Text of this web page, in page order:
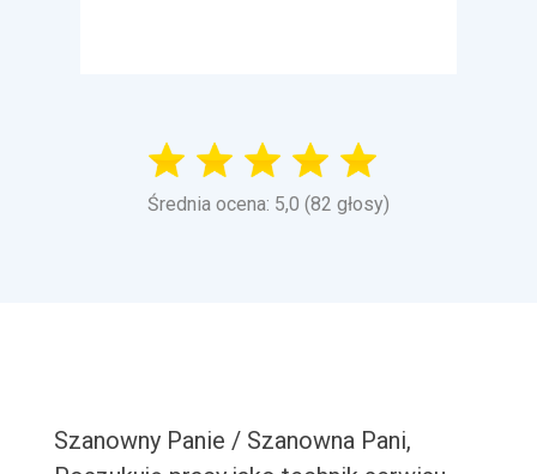
Średnia ocena: 5,0 (82 głosy)
Szanowny Panie / Szanowna Pani,